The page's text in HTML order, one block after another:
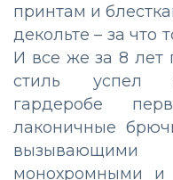
принтам и
декольте – за что
И все же за 8 лет
стиль успел
гардеробе
лаконичные
вызывающими
монохромными и